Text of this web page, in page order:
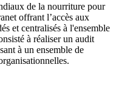
de la nourriture pour
offrant l’accès aux
et centralisés à l'ensemble
à réaliser un audit
à un ensemble de